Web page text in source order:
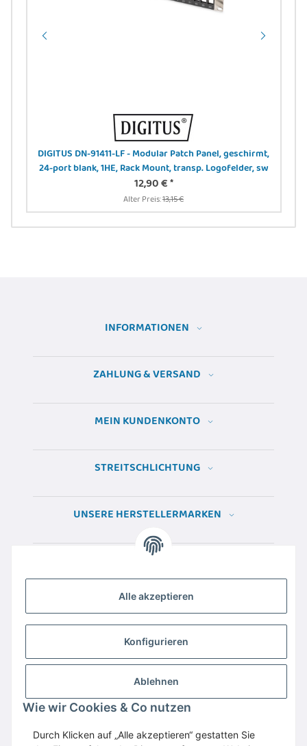
Alle akzeptieren
Konfigurieren
Ablehnen
Wie wir Cookies & Co nutzen
Durch Klicken auf „Alle akzeptieren“ gestatten Sie
DIGITUS DN-91411-LF - Modular Patch Panel, geschirmt,
24-port blank, 1HE, Rack Mount, transp. Logofelder, sw
12,90 €*
Alter Preis:13,15 €
INFORMATIONEN
ZAHLUNG & VERSAND
MEIN KUNDENKONTO
STREITSCHLICHTUNG
UNSERE HERSTELLERMARKEN
Wir empfehlen Domaintechnik.at